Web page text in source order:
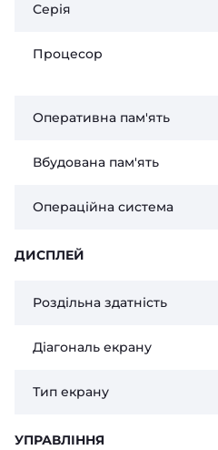
Серія
Процесор
Оперативна пам'ять
Вбудована пам'ять
Операційна система
ДИСПЛЕЙ
Роздільна здатність
Діагональ екрану
Тип екрану
УПРАВЛІННЯ